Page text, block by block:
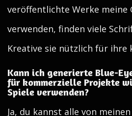
veröffentlichte Werke meine
verwenden, finden viele
Kreative sie nützlich für ihre
Kann ich generierte Blue-
für kommerzielle Projekte
Spiele verwenden?
Ja, du kannst alle von